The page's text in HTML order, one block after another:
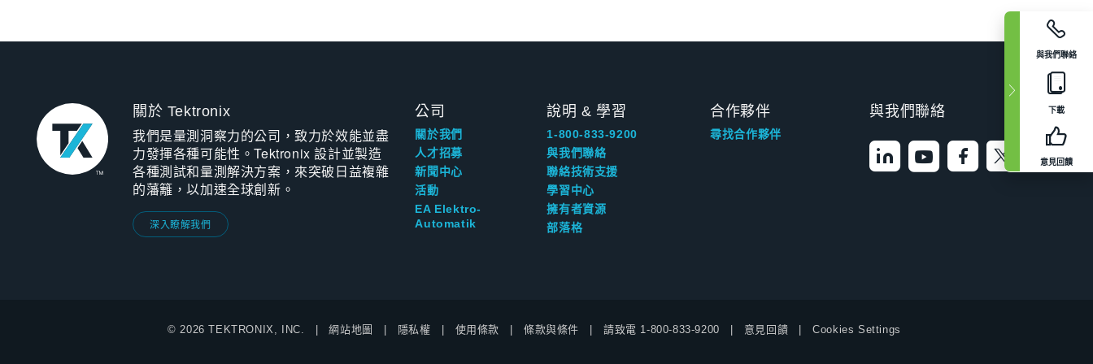
與我們聯絡
下載
意見回饋
關於 Tektronix
我們是量測洞察力的公司，致力於效能並盡
力發揮各種可能性。Tektronix 設計並製造
各種測試和量測解決方案，來突破日益複雜
的藩籬，以加速全球創新。
深入瞭解我們
公司
關於我們
人才招募
新聞中心
活動
EA Elektro-
Automatik
說明 & 學習
1-800-833-9200
與我們聯絡
聯絡技術支援
學習中心
擁有者資源
部落格
合作夥伴
尋找合作夥伴
與我們聯絡
© 2026 TEKTRONIX, INC. 網站地圖 隱私權 使用條款 條款與條件 請致電 1-800-833-9200 意見回饋 Cookies Settings